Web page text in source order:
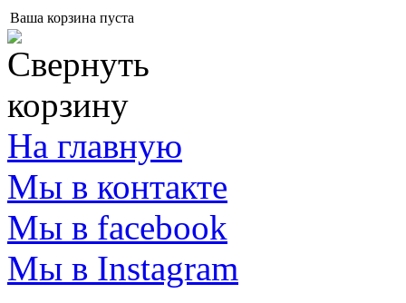
Ваша корзина пуста
На главную
Мы в контакте
Мы в facebook
Мы в Instagram